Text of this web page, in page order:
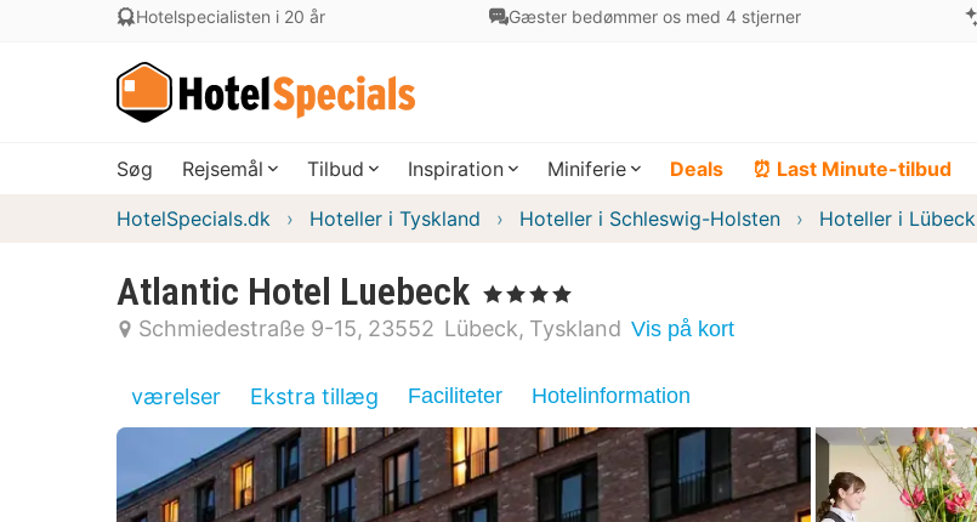
Hotelspecialisten i 20 år Gæster bedømmer os med 4 stjerner
Søg Rejsemål Tilbud Inspiration Miniferie Deals ⏰ Last Minute-tilbud
HotelSpecials.dk Hoteller i Tyskland Hoteller i Schleswig-Holsten Hoteller i Lübeck
Atlantic Hotel Luebeck , 4 Stjerner
Schmiedestraße 9-15 23552 Lübeck Tyskland Vis på kort
værelser Ekstra tillæg Faciliteter Hotelinformation